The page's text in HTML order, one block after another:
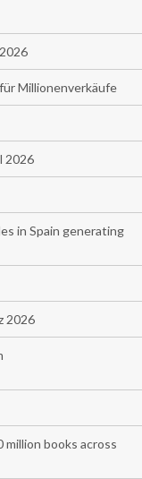
Millionenverkäufe
2026
in Spain generating
2026
books across